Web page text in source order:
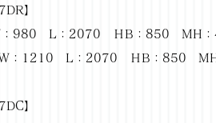
】
：980 L：2070 ＨB：850 MH
：1210 L：2070 ＨB：850
】